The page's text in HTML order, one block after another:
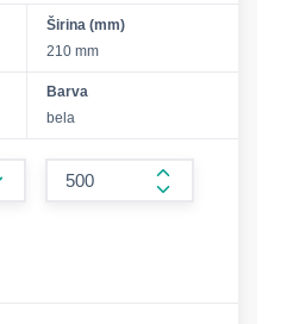
Širina (mm)
210 mm
Barva
bela
form.increase-